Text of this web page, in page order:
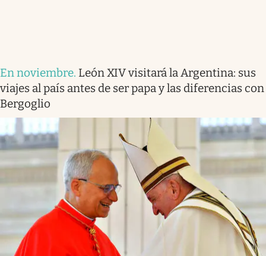
En noviembre. León XIV visitará la Argentina: sus
viajes al país antes de ser papa y las diferencias con
Bergoglio